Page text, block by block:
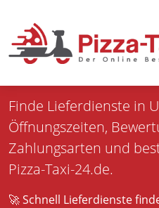
Finde Lieferdienste in
Öffnungszeiten,
Zahlungsarten und
Pizza-Taxi-24.de.
🚀 Schnell Lieferdienste